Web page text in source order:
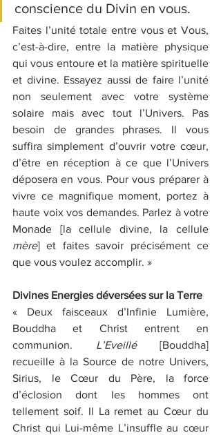
conscience du Divin en vous.
Faites l’unité totale entre vous et Vous,
c’est-à-dire, entre la matière physique
qui vous entoure et la matière spirituelle
et divine. Essayez aussi de faire l’unité
non seulement avec votre système
solaire mais avec tout l’Univers. Pas
besoin de grandes phrases. Il vous
suffira simplement d’ouvrir votre cœur,
d’être en réception à ce que l’Univers
déposera en vous. Pour vous préparer à
vivre ce magnifique moment, portez à
haute voix vos demandes. Parlez à votre
mère] et faites savoir précisément ce
que vous voulez accomplir. »
Divines Energies déversées sur la Terre
« Deux faisceaux d’Infinie Lumière,
Bouddha et Christ entrent en
communion. L’Eveillé [Bouddha]
recueille à la Source de notre Univers,
Sirius, le Cœur du Père, la force
d’éclosion dont les hommes ont
tellement soif. Il La remet au Cœur du
Christ qui Lui-même L’insuffle au cœur